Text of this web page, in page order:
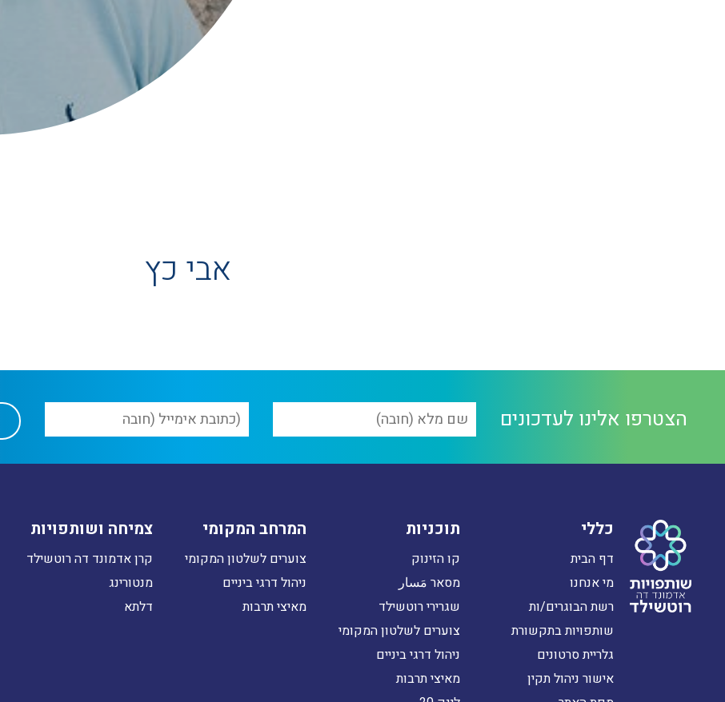
אבי כץ
הצטרפו אלינו לעדכונים
כללי
דף הבית
מי אנחנו
רשת הבוגרים/ות
שותפויות בתקשורת
גלריית סרטונים
אישור ניהול תקין
תוכניות
קו הזינוק
מסאר مَسار
שגרירי רוטשילד
צוערים לשלטון המקומי
ניהול דרגי ביניים
מאיצי תרבות
המרחב המקומי
צוערים לשלטון המקומי
ניהול דרגי ביניים
מאיצי תרבות
צמיחה ושותפויות
קרן אדמונד דה רוטשילד
מנטורינג
דלתא